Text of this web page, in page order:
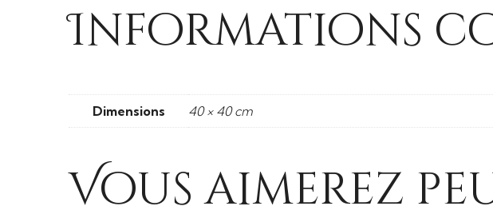
Informations
Dimensions 40 × 40 cm
Vous aimerez